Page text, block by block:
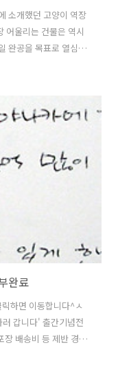
소개했던 고양이 역장
어울리는 건물은 역시
완공을 목표로 열심히
화한 건물이라고 합
찬가지로, 여러 시민
보조하고 있습니다. 역
뜬 고양이의 두 눈을
삼각형은 작은 소..
완료
하면 이동합니다^ㅅ
갑니다' 출간기념전
장 배송비 등 제반 경비
보호협회에 기부했